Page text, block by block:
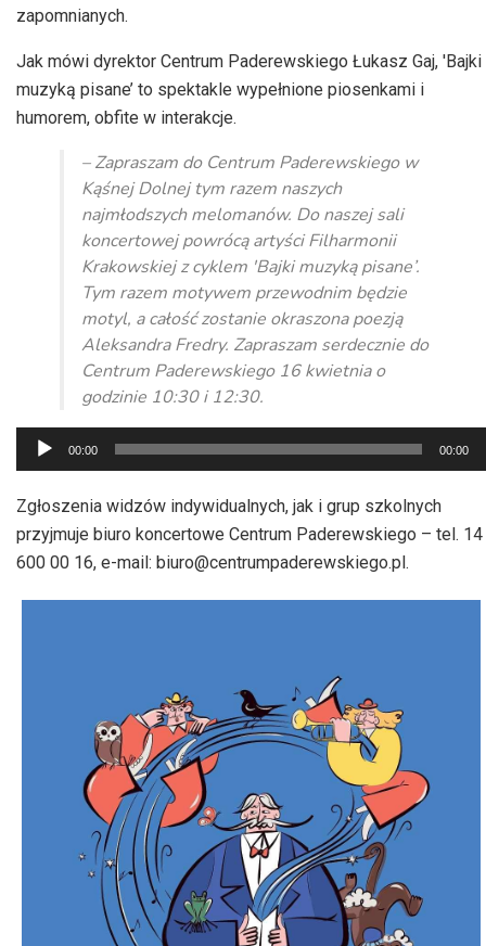
zapomnianych.
Jak mówi dyrektor Centrum Paderewskiego Łukasz Gaj, 'Bajki
muzyką pisane’ to spektakle wypełnione piosenkami i
humorem, obfite w interakcje.
– Zapraszam do Centrum Paderewskiego w
Kąśnej Dolnej tym razem naszych
najmłodszych melomanów. Do naszej sali
koncertowej powrócą artyści Filharmonii
Krakowskiej z cyklem 'Bajki muzyką pisane’.
Tym razem motywem przewodnim będzie
motyl, a całość zostanie okraszona poezją
Aleksandra Fredry. Zapraszam serdecznie do
Centrum Paderewskiego 16 kwietnia o
godzinie 10:30 i 12:30.
Odtwarzacz
plików
dźwiękowych
00:00 00:00
Zgłoszenia widzów indywidualnych, jak i grup szkolnych
przyjmuje biuro koncertowe Centrum Paderewskiego – tel. 14
600 00 16, e-mail: biuro@centrumpaderewskiego.pl.